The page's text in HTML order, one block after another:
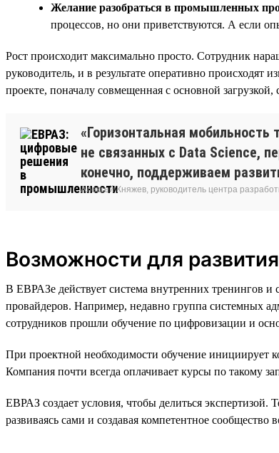
Желание разобраться в промышленных
процессов, но они приветствуются. А если
Рост происходит максимально просто. Сотрудник
руководитель, и в результате оперативно
проекте, поначалу совмещенная с основной
«Горизонтальная мобильность
не связанных с Data Science,
конечно, поддерживаем
Алексей Княжев, руководитель центра
Возможности для
В ЕВРАЗе действует система внутренних тренингов
провайдеров. Например, недавно группа системных
сотрудников прошли обучение по цифровизации и
При проектной необходимости обучение инициирует
Компания почти всегда оплачивает курсы по такому
ЕВРАЗ создает условия, чтобы делиться экспертизой.
развиваясь сами и создавая компетентное сообщество